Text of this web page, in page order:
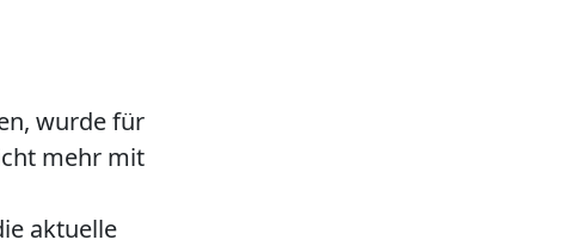
wurde für
mehr mit
aktuelle